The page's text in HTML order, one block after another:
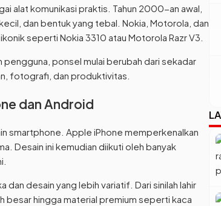
alat komunikasi praktis. Tahun 2000-an awal,
dan bentuk yang tebal. Nokia, Motorola, dan
seperti Nokia 3310 atau Motorola Razr V3.
ponsel mulai berubah dari sekadar
fotografi, dan produktivitas.
dan Android
smartphone. Apple iPhone memperkenalkan
Desain ini kemudian diikuti oleh banyak
desain yang lebih variatif. Dari sinilah lahir
besar hingga material premium seperti kaca